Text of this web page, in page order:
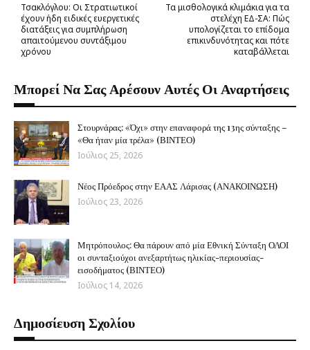
Τα μισθολογικά κλιμάκια για τα
στελέχη ΕΔ-ΣΑ: Πώς
υπολογίζεται το επίδομα
επικινδυνότητας και πότε
καταβάλλεται
Τσακλόγλου: Οι Στρατιωτικοί
έχουν ήδη ειδικές ευεργετικές
διατάξεις για συμπλήρωση
απαιτούμενου συντάξιμου
χρόνου
Μπορεί Να Σας Αρέσουν Αυτές Οι Αναρτήσεις
Στουρνάρας: «Όχι» στην επαναφορά της 13ης σύνταξης –
«Θα ήταν μία τρέλα» (ΒΙΝΤΕΟ)
Ιούλιος 25, 2026
Νέος Πρόεδρος στην ΕΑΑΣ Λάρισας (ΑΝΑΚΟΙΝΩΣΗ)
Ιούλιος 23, 2026
Μητρόπουλος: Θα πάρουν από μία Εθνική Σύνταξη ΟΛΟΙ
οι συνταξιούχοι ανεξαρτήτως ηλικίας-περιουσίας-
εισοδήματος (ΒΙΝΤΕΟ)
Ιούλιος 14, 2026
Δημοσίευση Σχολίου